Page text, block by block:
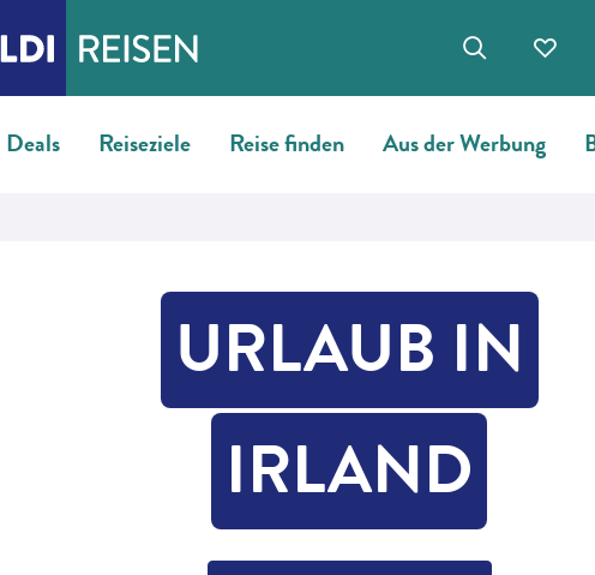
Deals Reiseziele Reise finden Aus der Werbung
URLAUB IN
IRLAND